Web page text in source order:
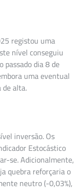
registou uma
nível conseguiu
dia 8 de
uma eventual
alta.
inversão. Os
Estocástico
se. Adicionalmente,
quebra reforçaria o
neutro (-0,03%),